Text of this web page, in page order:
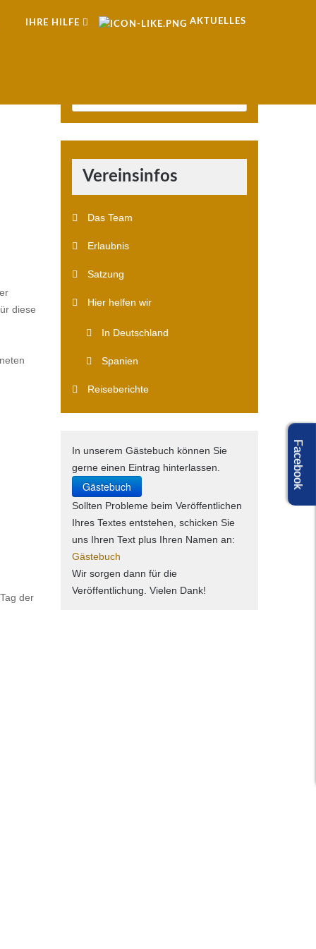
IHRE HILFE AKTUELLES
diese
der
Vereinsinfos
Das Team
Erlaubnis
Satzung
Hier helfen wir
In Deutschland
Spanien
Reiseberichte
In unserem Gästebuch können Sie
gerne einen Eintrag hinterlassen.
Gästebuch
Sollten Probleme beim Veröffentlichen
Ihres Textes entstehen, schicken Sie
uns Ihren Text plus Ihren Namen an:
Gästebuch
Wir sorgen dann für die
Veröffentlichung. Vielen Dank!
Facebook